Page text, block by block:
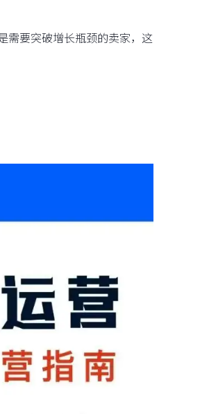
需要突破增长瓶颈的卖家，这